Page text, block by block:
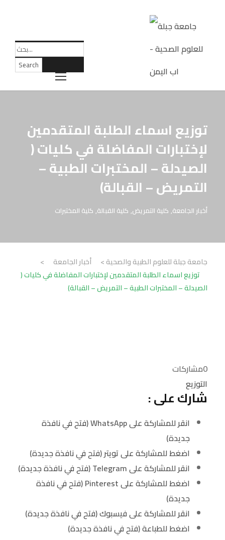
توزيع اسماء الطلبة المتقدمين
لإختبارات المفاضلة في كليات (
الصيدلة – المختبرات الطبية –
التمريض – القبالة)
أخبار الجامعة, كلية التمريض, كلية القبالة, كلية المختبرات
جامعة جبلة للعلوم الطبية والصحية> أخبار الجامعة
>
توزيع اسماء الطلبة المتقدمين لإختبارات المفاضلة في كليات (
الصيدلة – المختبرات الطبية – التمريض – القبالة)
0مشاركات
التوزيع
شارك على :
انقر للمشاركة على WhatsApp (فتح في نافذة
جديدة)
اضغط للمشاركة على تويتر (فتح في نافذة جديدة)
انقر للمشاركة على Telegram (فتح في نافذة جديدة)
اضغط للمشاركة على Pinterest (فتح في نافذة
جديدة)
انقر للمشاركة على فيسبوك (فتح في نافذة جديدة)
اضغط للطباعة (فتح في نافذة جديدة)